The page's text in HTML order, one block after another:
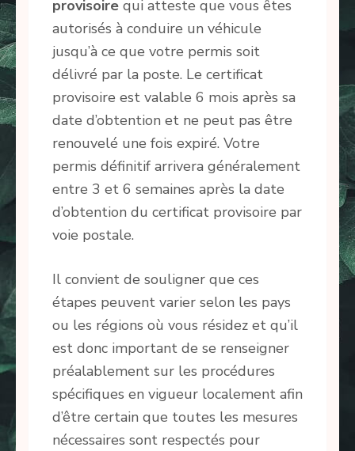
provisoire qui atteste que vous êtes
autorisés à conduire un véhicule
jusqu’à ce que votre permis soit
délivré par la poste. Le certificat
provisoire est valable 6 mois après sa
date d’obtention et ne peut pas être
renouvelé une fois expiré. Votre
permis définitif arrivera généralement
entre 3 et 6 semaines après la date
d’obtention du certificat provisoire par
voie postale.
Il convient de souligner que ces
étapes peuvent varier selon les pays
ou les régions où vous résidez et qu’il
est donc important de se renseigner
préalablement sur les procédures
spécifiques en vigueur localement afin
d’être certain que toutes les mesures
nécessaires sont respectés pour